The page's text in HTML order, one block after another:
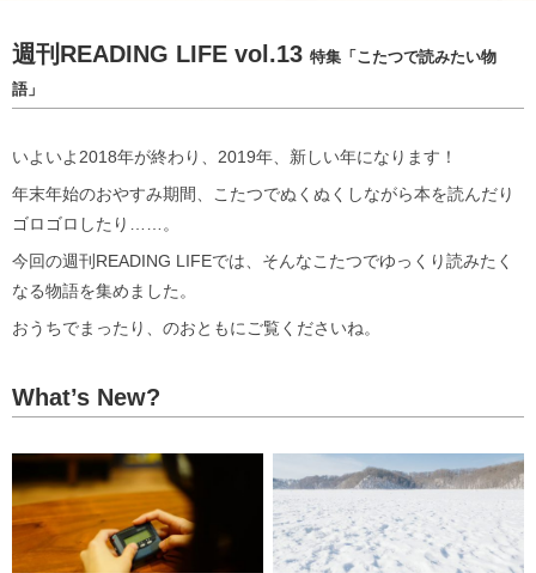
週刊READING LIFE vol.13 特集「こたつで読みたい物
語」
いよいよ2018年が終わり、2019年、新しい年になります！
年末年始のおやすみ期間、こたつでぬくぬくしながら本を読んだり
ゴロゴロしたり……。
今回の週刊READING LIFEでは、そんなこたつでゆっくり読みたく
なる物語を集めました。
おうちでまったり、のおともにご覧くださいね。
What’s New?